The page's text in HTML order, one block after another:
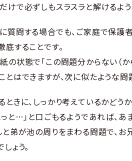
けで必ずしもスラスラと解けるよ
質問する場合でも、ご家庭で保護
底することです。
の状態で「この問題分からない（
とはできますが、次に似たような
ときに、しっかり考えているかどう
っと…」と口ごもるようであれば、
と弟が池の周りをまわる問題で、
ょう。